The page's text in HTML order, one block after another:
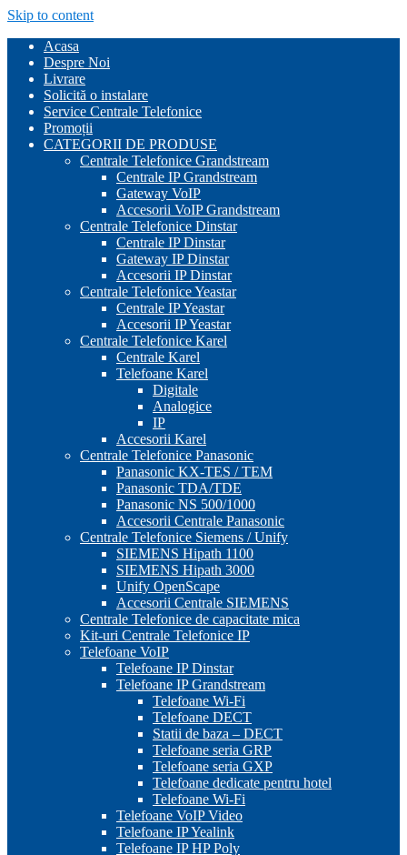
Skip to content
Acasa
Despre Noi
Livrare
Solicită o instalare
Service Centrale Telefonice
Promoții
CATEGORII DE PRODUSE
Centrale Telefonice Grandstream
Centrale IP Grandstream
Gateway VoIP
Accesorii VoIP Grandstream
Centrale Telefonice Dinstar
Centrale IP Dinstar
Gateway IP Dinstar
Accesorii IP Dinstar
Centrale Telefonice Yeastar
Centrale IP Yeastar
Accesorii IP Yeastar
Centrale Telefonice Karel
Centrale Karel
Telefoane Karel
Digitale
Analogice
IP
Accesorii Karel
Centrale Telefonice Panasonic
Panasonic KX-TES / TEM
Panasonic TDA/TDE
Panasonic NS 500/1000
Accesorii Centrale Panasonic
Centrale Telefonice Siemens / Unify
SIEMENS Hipath 1100
SIEMENS Hipath 3000
Unify OpenScape
Accesorii Centrale SIEMENS
Centrale Telefonice de capacitate mica
Kit-uri Centrale Telefonice IP
Telefoane VoIP
Telefoane IP Dinstar
Telefoane IP Grandstream
Telefoane Wi-Fi
Telefoane DECT
Statii de baza – DECT
Telefoane seria GRP
Telefoane seria GXP
Telefoane dedicate pentru hotel
Telefoane Wi-Fi
Telefoane VoIP Video
Telefoane IP Yealink
Telefoane IP HP Poly